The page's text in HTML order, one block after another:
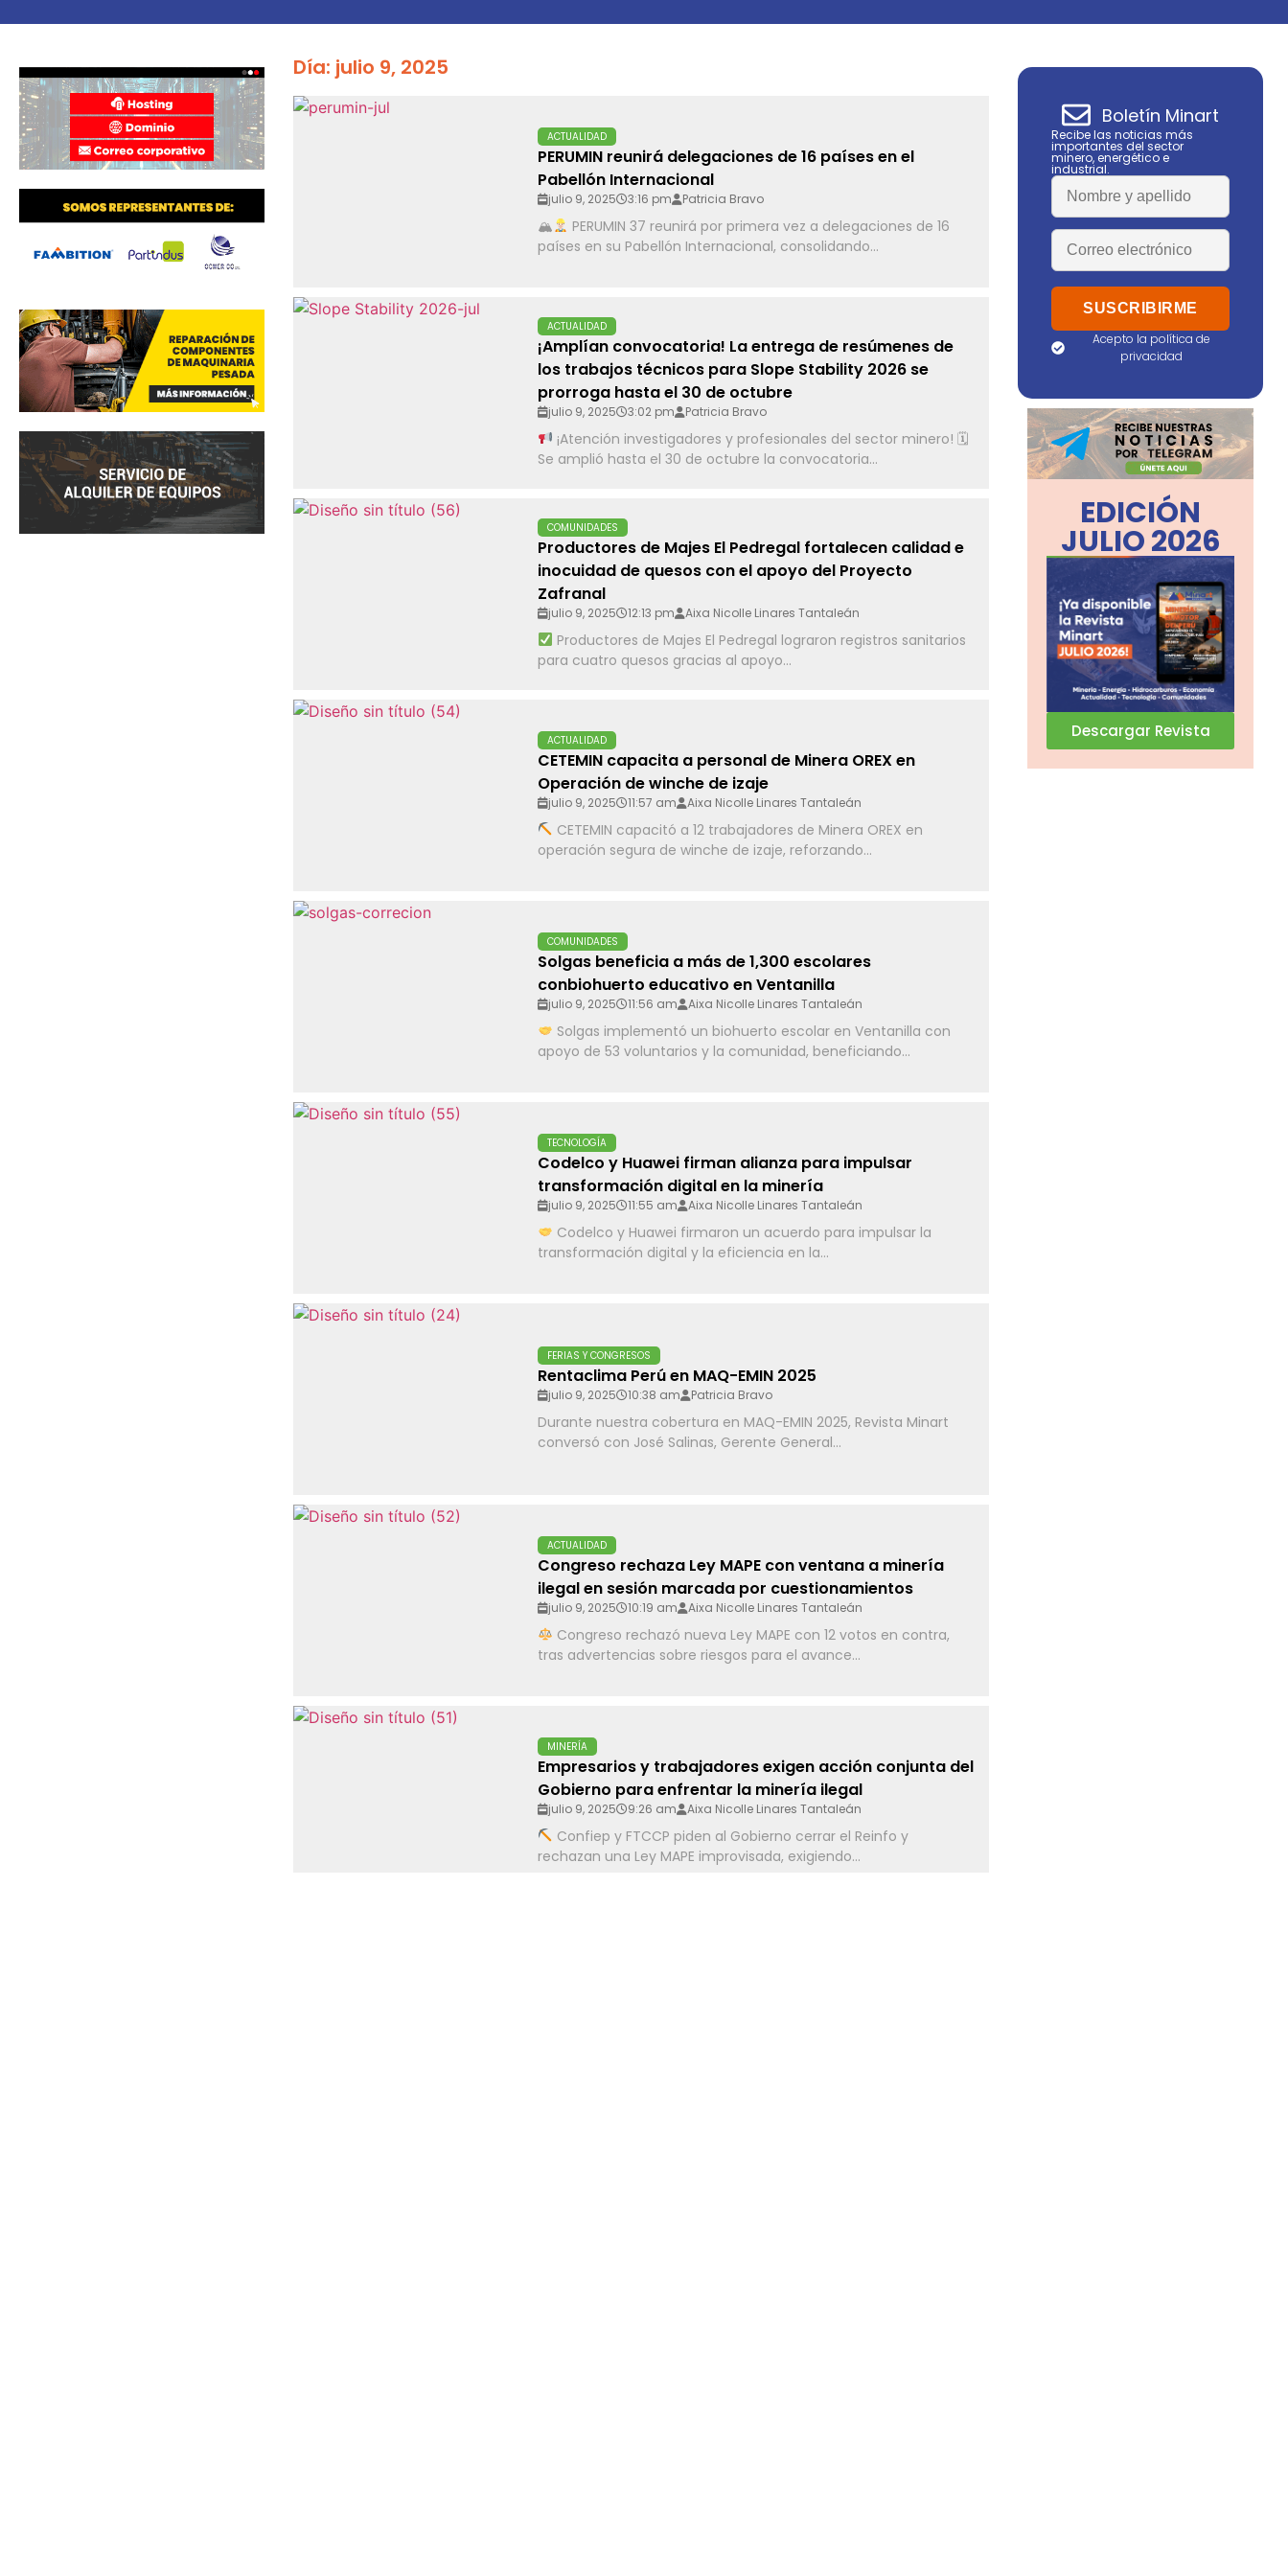
Día: julio 9, 2025
ACTUALIDAD
PERUMIN reunirá delegaciones de 16 países en el
Pabellón Internacional
julio 9, 2025 3:16 pm Patricia Bravo
🏔
PERUMIN 37 reunirá por primera vez a delegaciones de 16
países en su Pabellón Internacional, consolidando...
ACTUALIDAD
¡Amplían convocatoria! La entrega de resúmenes de
los trabajos técnicos para Slope Stability 2026 se
prorroga hasta el 30 de octubre
julio 9, 2025 3:02 pm Patricia Bravo
¡Atención investigadores y profesionales del sector minero! 🗓
Se amplió hasta el 30 de octubre la convocatoria...
COMUNIDADES
Productores de Majes El Pedregal fortalecen calidad e
inocuidad de quesos con el apoyo del Proyecto
Zafranal
julio 9, 2025 12:13 pm Aixa Nicolle Linares Tantaleán
Productores de Majes El Pedregal lograron registros sanitarios
para cuatro quesos gracias al apoyo...
ACTUALIDAD
CETEMIN capacita a personal de Minera OREX en
Operación de winche de izaje
julio 9, 2025 11:57 am Aixa Nicolle Linares Tantaleán
CETEMIN capacitó a 12 trabajadores de Minera OREX en
operación segura de winche de izaje, reforzando...
COMUNIDADES
Solgas beneficia a más de 1,300 escolares
conbiohuerto educativo en Ventanilla
julio 9, 2025 11:56 am Aixa Nicolle Linares Tantaleán
Solgas implementó un biohuerto escolar en Ventanilla con
apoyo de 53 voluntarios y la comunidad, beneficiando...
TECNOLOGÍA
Codelco y Huawei firman alianza para impulsar
transformación digital en la minería
julio 9, 2025 11:55 am Aixa Nicolle Linares Tantaleán
Codelco y Huawei firmaron un acuerdo para impulsar la
transformación digital y la eficiencia en la...
FERIAS Y CONGRESOS
Rentaclima Perú en MAQ-EMIN 2025
julio 9, 2025 10:38 am Patricia Bravo
Durante nuestra cobertura en MAQ-EMIN 2025, Revista Minart
conversó con José Salinas, Gerente General...
ACTUALIDAD
Congreso rechaza Ley MAPE con ventana a minería
ilegal en sesión marcada por cuestionamientos
julio 9, 2025 10:19 am Aixa Nicolle Linares Tantaleán
Congreso rechazó nueva Ley MAPE con 12 votos en contra,
tras advertencias sobre riesgos para el avance...
MINERÍA
Empresarios y trabajadores exigen acción conjunta del
Gobierno para enfrentar la minería ilegal
julio 9, 2025 9:26 am Aixa Nicolle Linares Tantaleán
Confiep y FTCCP piden al Gobierno cerrar el Reinfo y
rechazan una Ley MAPE improvisada, exigiendo...
Boletín Minart
Recibe las noticias más
importantes del sector
minero, energético e
industrial.
Acepto la política de
privacidad
EDICIÓN
JULIO 2026
Descargar Revista